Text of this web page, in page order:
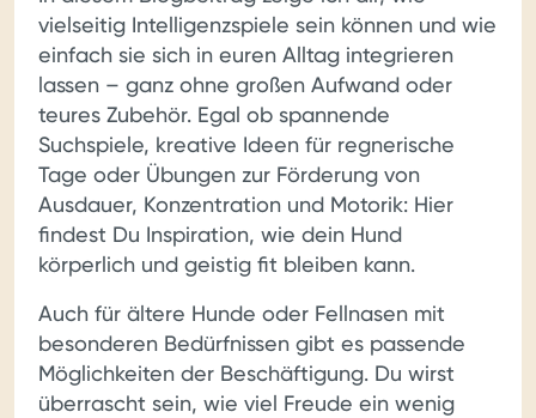
vielseitig Intelligenzspiele sein können und wie
einfach sie sich in euren Alltag integrieren
lassen – ganz ohne großen Aufwand oder
teures Zubehör. Egal ob spannende
Suchspiele, kreative Ideen für regnerische
Tage oder Übungen zur Förderung von
Ausdauer, Konzentration und Motorik: Hier
findest Du Inspiration, wie dein Hund
körperlich und geistig fit bleiben kann.
Auch für ältere Hunde oder Fellnasen mit
besonderen Bedürfnissen gibt es passende
Möglichkeiten der Beschäftigung. Du wirst
überrascht sein, wie viel Freude ein wenig